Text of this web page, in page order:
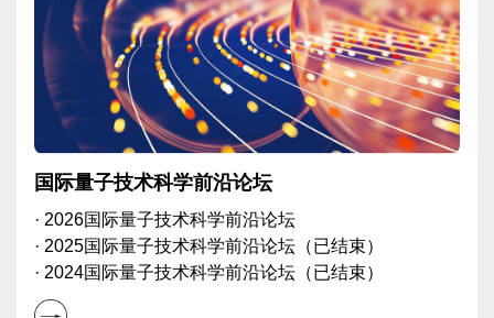
国际量子技术科学前沿论坛
· 2026国际量子技术科学前沿论坛
· 2025国际量子技术科学前沿论坛（已结束）
· 2024国际量子技术科学前沿论坛（已结束）